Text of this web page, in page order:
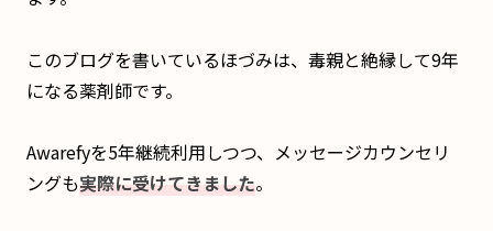
このブログを書いているほづみは、毒親と絶縁して9年
になる薬剤師です。
Awarefyを5年継続利用しつつ、メッセージカウンセリ
ングも実際に受けてきました。